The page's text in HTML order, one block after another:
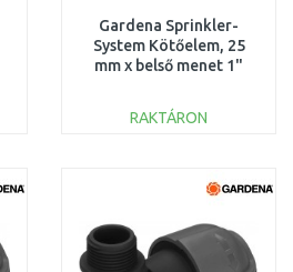
Gardena Sprinkler-
System Kötőelem, 25
mm x belső menet 1"
RAKTÁRON
Összehasonlítás